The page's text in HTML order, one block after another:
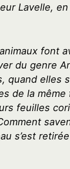
Lavelle,
font
du genre
quand elles
de la même
feuilles
s’est